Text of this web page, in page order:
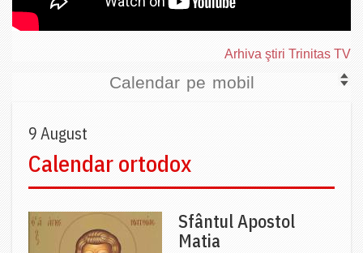
Arhiva ştiri Trinitas TV
Calendar pe mobil
9 August
Calendar ortodox
Sfântul Apostol
Matia